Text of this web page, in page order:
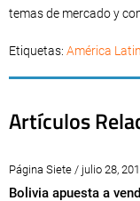
temas de mercado y
Etiquetas: América
Artículos
Página Siete / julio 28,
Bolivia apuesta a